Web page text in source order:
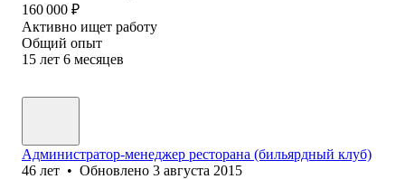
160 000 ₽
Активно ищет работу
Общий опыт
15 лет 6 месяцев
Администратор-менеджер ресторана (бильярдный клуб)
46 лет • Обновлено 3 августа 2015